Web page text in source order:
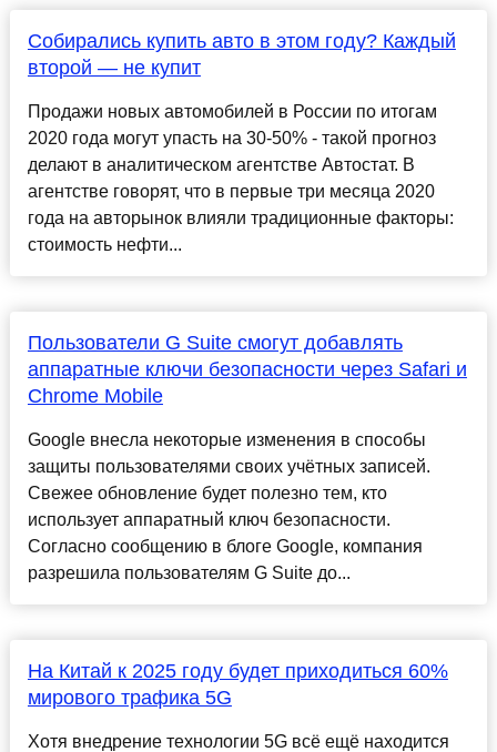
Собирались купить авто в этом году? Каждый
второй — не купит
Продажи новых автомобилей в России по итогам
2020 года могут упасть на 30-50% - такой прогноз
делают в аналитическом агентстве Автостат. В
агентстве говорят, что в первые три месяца 2020
года на авторынок влияли традиционные факторы:
стоимость нефти...
Пользователи G Suite смогут добавлять
аппаратные ключи безопасности через Safari и
Chrome Mobile
Google внесла некоторые изменения в способы
защиты пользователями своих учётных записей.
Свежее обновление будет полезно тем, кто
использует аппаратный ключ безопасности.
Согласно сообщению в блоге Google, компания
разрешила пользователям G Suite до...
На Китай к 2025 году будет приходиться 60%
мирового трафика 5G
Хотя внедрение технологии 5G всё ещё находится